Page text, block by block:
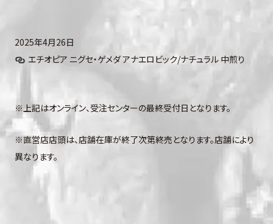
2025年4月26日
エチオピア ニグセ・ゲメダ アナエロビック/ナチュラル 中煎り
※上記はオンライン、受注センターの最終受付日となります。
※直営店店頭は、店舗在庫が終了次第終売となります。店舗により
異なります。